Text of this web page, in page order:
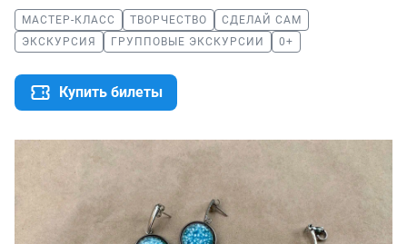
МАСТЕР-КЛАСС ТВОРЧЕСТВО
СДЕЛАЙ САМ
ЭКСКУРСИЯ
ГРУППОВЫЕ ЭКСКУРСИИ 0+
Купить билеты